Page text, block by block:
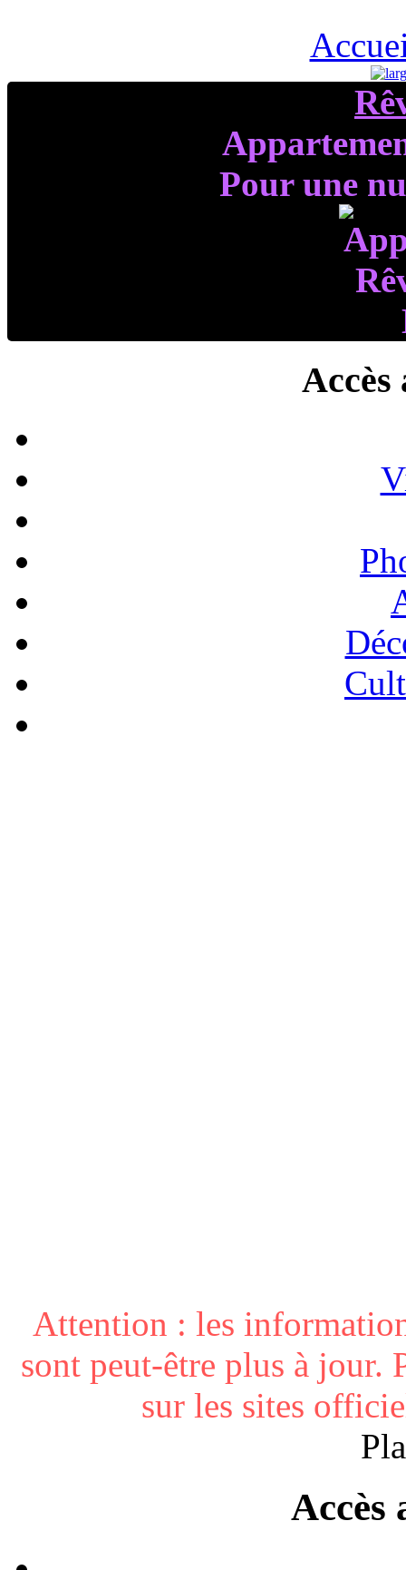
Pour une
Accès
Attention : les
sont peut-être plus à jour.
sur les sites
Accès